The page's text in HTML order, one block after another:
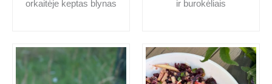
orkaitėje keptas blynas
ir burokėliais